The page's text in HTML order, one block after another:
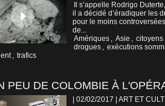
Il s’appelle Rodrigo
il a décidé d’éradiquer les
pour le moins
de...
Amériques , Asie , citoyens
drogues , exécutions
, trafics
PEU DE COLOMBIE À
| 02/02/2017
ART ET